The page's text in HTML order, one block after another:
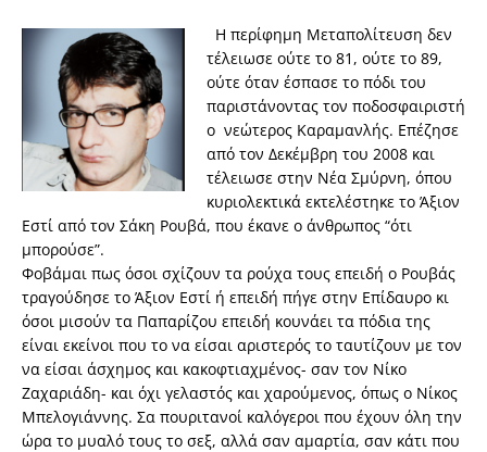
Η περίφημη Μεταπολίτευση δεν
τέλειωσε ούτε το 81, ούτε το 89,
ούτε όταν έσπασε το πόδι του
παριστάνοντας τον ποδοσφαιριστή
ο νεώτερος Καραμανλής. Επέζησε
από τον Δεκέμβρη του 2008 και
τέλειωσε στην Νέα Σμύρνη, όπου
κυριολεκτικά εκτελέστηκε το Άξιον
Εστί από τον Σάκη Ρουβά, που έκανε ο άνθρωπος “ότι
μπορούσε”.
Φοβάμαι πως όσοι σχίζουν τα ρούχα τους επειδή ο Ρουβάς
τραγούδησε το Άξιον Εστί ή επειδή πήγε στην Επίδαυρο κι
όσοι μισούν τα Παπαρίζου επειδή κουνάει τα πόδια της
είναι εκείνοι που το να είσαι αριστερός το ταυτίζουν με τον
να είσαι άσχημος και κακοφτιαχμένος- σαν τον Νίκο
Ζαχαριάδη- και όχι γελαστός και χαρούμενος, όπως ο Νίκος
Μπελογιάννης. Σα πουριτανοί καλόγεροι που έχουν όλη την
ώρα το μυαλό τους το σεξ, αλλά σαν αμαρτία, σαν κάτι που